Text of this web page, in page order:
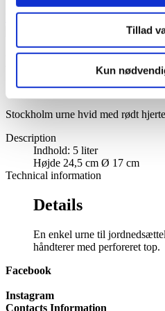
Tillad
Kun
My Account View cart
More Views
Stockholm urne hvid med rødt hjerte
Description
Indhold: 5 liter
Højde 24,5 cm Ø 17 cm
Technical information
Details
En enkel urne til
håndterer med perforeret top.
Facebook
Instagram
Contacts Information